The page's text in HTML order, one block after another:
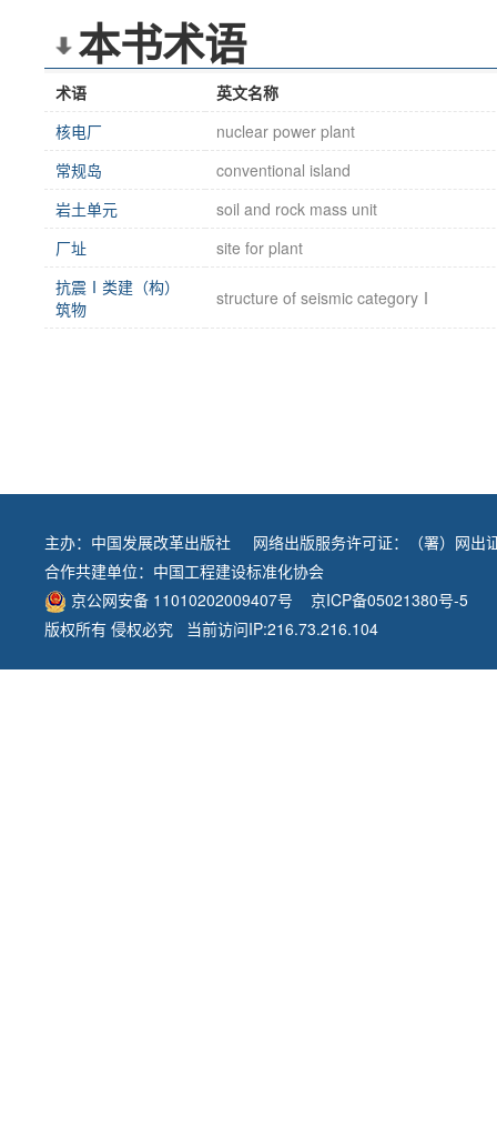
本书术语
术语
英文名称
核电厂
nuclear power plant
常规岛
conventional island
岩土单元
soil and rock mass unit
厂址
site for plant
抗震Ⅰ类建（构）
筑物
structure of seismic categoryⅠ
主办： 中国发展改革出版社
网络出版服务许可证：（署）网出
合作共建单位： 中国工程建设标准化协会
京公网安备 11010202009407号
京ICP备05021380号-5
版权所有 侵权必究 当前访问IP:216.73.216.104